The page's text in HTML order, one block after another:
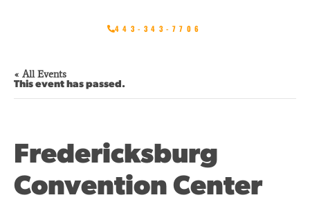
443-343-7706
« All Events
This event has passed.
Fredericksburg
Convention Center